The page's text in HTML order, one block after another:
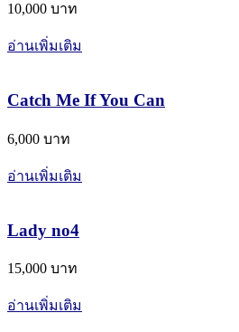
10,000 บาท
อ่านเพิ่มเติม
Catch Me If You Can
6,000 บาท
อ่านเพิ่มเติม
Lady no4
15,000 บาท
อ่านเพิ่มเติม